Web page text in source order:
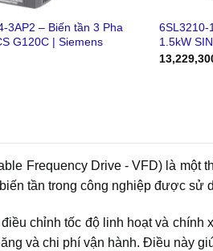
3AP2 – Biến tần 3 Pha
G120C | Siemens
6SL3210-
1.5kW
Frequency Drive - VFD) là
tần trong công nghiệp được sử
chỉnh tốc độ linh hoạt và chính
và chi phí vận hành. Điều này